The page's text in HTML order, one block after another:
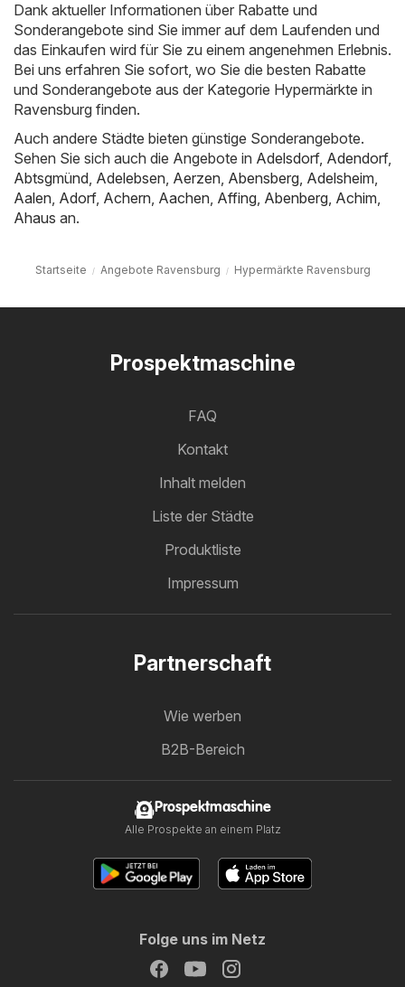
Dank aktueller Informationen über Rabatte und
Sonderangebote sind Sie immer auf dem Laufenden und
das Einkaufen wird für Sie zu einem angenehmen Erlebnis.
Bei uns erfahren Sie sofort, wo Sie die besten Rabatte
und Sonderangebote aus der Kategorie Hypermärkte in
Ravensburg finden.
Auch andere Städte bieten günstige Sonderangebote.
Sehen Sie sich auch die Angebote in Adelsdorf, Adendorf,
Abtsgmünd, Adelebsen, Aerzen, Abensberg, Adelsheim,
Aalen, Adorf, Achern, Aachen, Affing, Abenberg, Achim,
Ahaus an.
Startseite Angebote Ravensburg Hypermärkte Ravensburg
Prospektmaschine
FAQ
Kontakt
Inhalt melden
Liste der Städte
Produktliste
Impressum
Partnerschaft
Wie werben
B2B-Bereich
Prospektmaschine
Alle Prospekte an einem Platz
Folge uns im Netz